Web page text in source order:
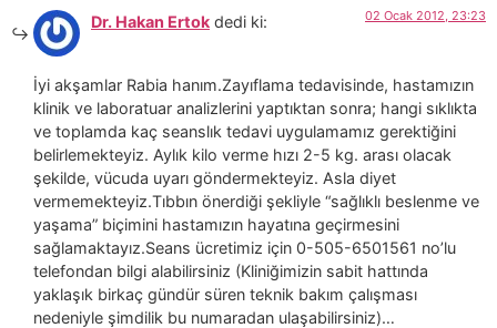
Dr. Hakan Ertok dedi ki: 02 Ocak 2012, 23:23
İyi akşamlar Rabia hanım.Zayıflama tedavisinde, hastamızın
klinik ve laboratuar analizlerini yaptıktan sonra; hangi sıklıkta
ve toplamda kaç seanslık tedavi uygulamamız gerektiğini
belirlemekteyiz. Aylık kilo verme hızı 2-5 kg. arası olacak
şekilde, vücuda uyarı göndermekteyiz. Asla diyet
vermemekteyiz.Tıbbın önerdiği şekliyle “sağlıklı beslenme ve
yaşama” biçimini hastamızın hayatına geçirmesini
sağlamaktayız.Seans ücretimiz için 0-505-6501561 no’lu
telefondan bilgi alabilirsiniz (Kliniğimizin sabit hattında
yaklaşık birkaç gündür süren teknik bakım çalışması
nedeniyle şimdilik bu numaradan ulaşabilirsiniz)…